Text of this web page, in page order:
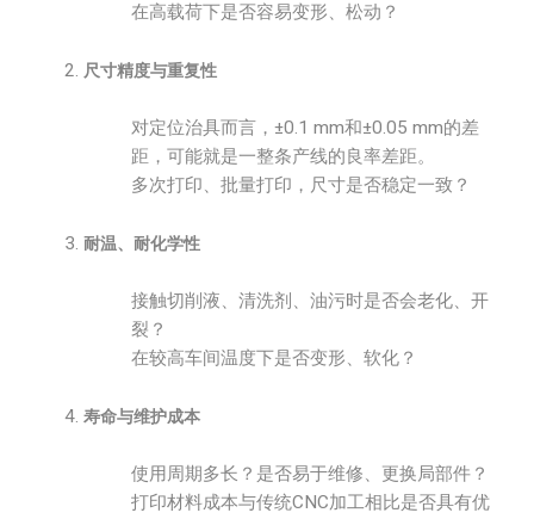
在高载荷下是否容易变形、松动？
尺寸精度与重复性
对定位治具而言，±0.1 mm和±0.05 mm的差
距，可能就是一整条产线的良率差距。
多次打印、批量打印，尺寸是否稳定一致？
耐温、耐化学性
接触切削液、清洗剂、油污时是否会老化、开
裂？
在较高车间温度下是否变形、软化？
寿命与维护成本
使用周期多长？是否易于维修、更换局部件？
打印材料成本与传统CNC加工相比是否具有优